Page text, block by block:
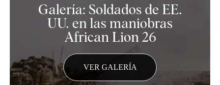
Galería: Soldados de EE.
UU. en las maniobras
African Lion 26
VER GALERÍA